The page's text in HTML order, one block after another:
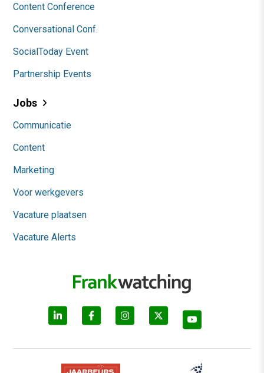
Content Conference
Conversational Conf.
SocialToday Event
Partnership Events
Jobs
Communicatie
Content
Marketing
Voor werkgevers
Vacature plaatsen
Vacature Alerts